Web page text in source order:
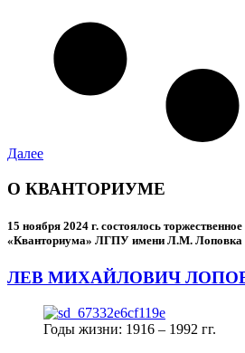
Далее
О КВАНТОРИУМЕ
15 ноября 2024 г. состоялось
«Кванториума» ЛГПУ имени Л.М. Лоповка
ЛЕВ МИХАЙЛОВИЧ
Годы жизни: 1916 – 1992 гг.